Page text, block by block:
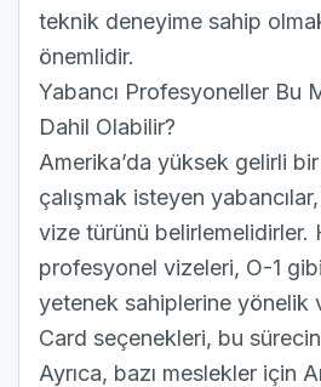
teknik deneyime sahip
önemlidir.
Yabancı Profesyoneller Bu
Dahil Olabilir?
Amerika’da yüksek gelirli
çalışmak isteyen
vize türünü belirlemelidirler.
profesyonel vizeleri, O-1
yetenek sahiplerine yönelik
Card seçenekleri, bu
Ayrıca, bazı meslekler için